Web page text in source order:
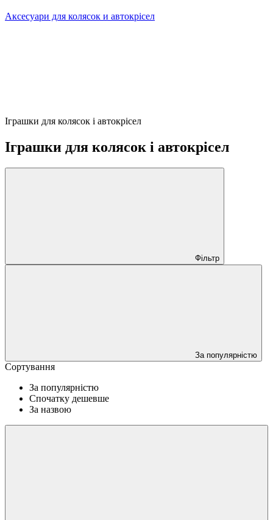
Аксесуари для колясок и автокрісел
Іграшки для колясок і автокрісел
Іграшки для колясок і автокрісел
Фільтр
За популярністю
Сортування
За популярністю
Спочатку дешевше
За назвою